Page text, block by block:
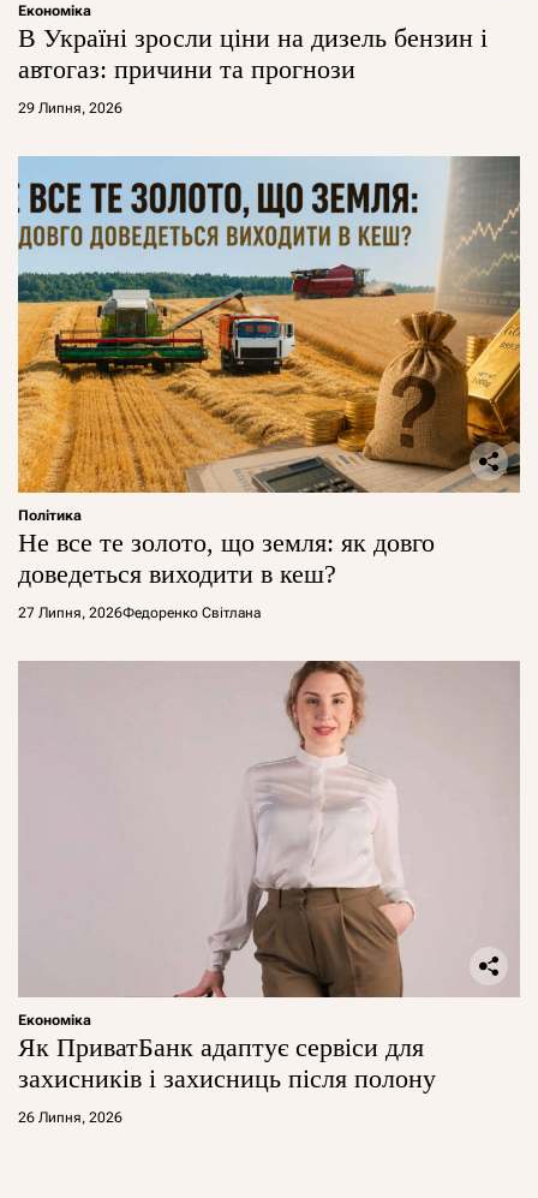
Економіка
В Україні зросли ціни на дизель бензин і
автогаз: причини та прогнози
29 Липня, 2026
Політика
Не все те золото, що земля: як довго
доведеться виходити в кеш?
27 Липня, 2026Федоренко Світлана
Економіка
Як ПриватБанк адаптує сервіси для
захисників і захисниць після полону
26 Липня, 2026